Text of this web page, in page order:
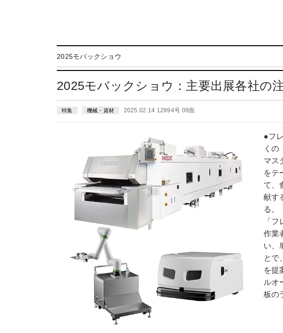
2025モバックショウ
2025モバックショウ：主要出展各社の
特集 機械・資材 2025.02.14 12894号 09面
●フ
くの
マス
をテ
て、
献す
る。
「
作業
い、
とで
を提
ルオ
板の